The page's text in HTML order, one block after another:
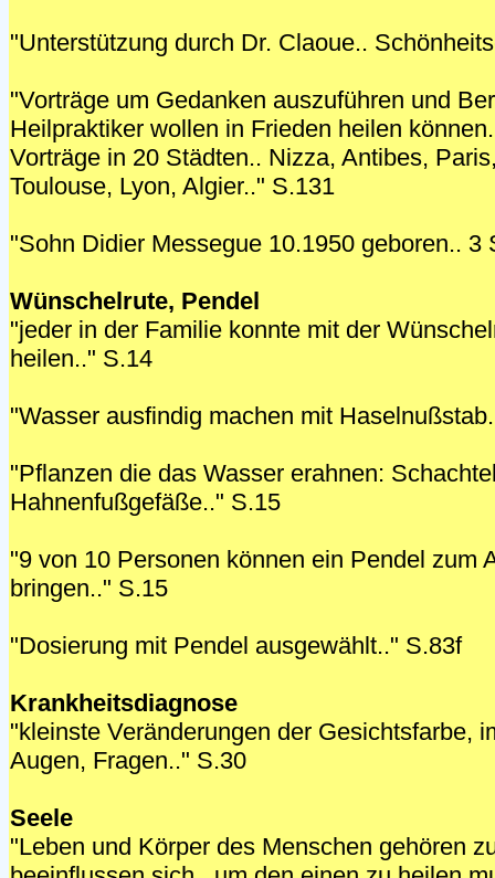
"Unterstützung durch Dr. Claoue..
"Vorträge um Gedanken auszuführen und
Heilpraktiker wollen in Frieden heilen
Vorträge in 20 Städten.. Nizza, Antibes,
Toulouse, Lyon, Algier.." S.131
"Sohn Didier Messegue 10.1950 geboren.. 3
Wünschelrute, Pendel
"jeder in der Familie konnte mit der
heilen.." S.14
"Wasser ausfindig machen mit
"Pflanzen die das Wasser erahnen:
Hahnenfußgefäße.." S.15
"9 von 10 Personen können ein Pendel zum
bringen.." S.15
"Dosierung mit Pendel ausgewählt.." S.83f
Krankheitsdiagnose
"kleinste Veränderungen der Gesichtsfarbe,
Augen, Fragen.." S.30
Seele
"Leben und Körper des Menschen gehören